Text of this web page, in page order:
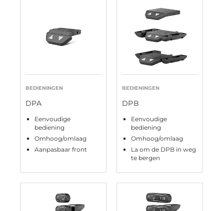
BEDIENINGEN
DPA
Eenvoudige
bediening
Omhoog/omlaag
Aanpasbaar front
BEDIENINGEN
DPB
Eenvoudige
bediening
Omhoog/omlaag
La om de DPB in weg
te bergen